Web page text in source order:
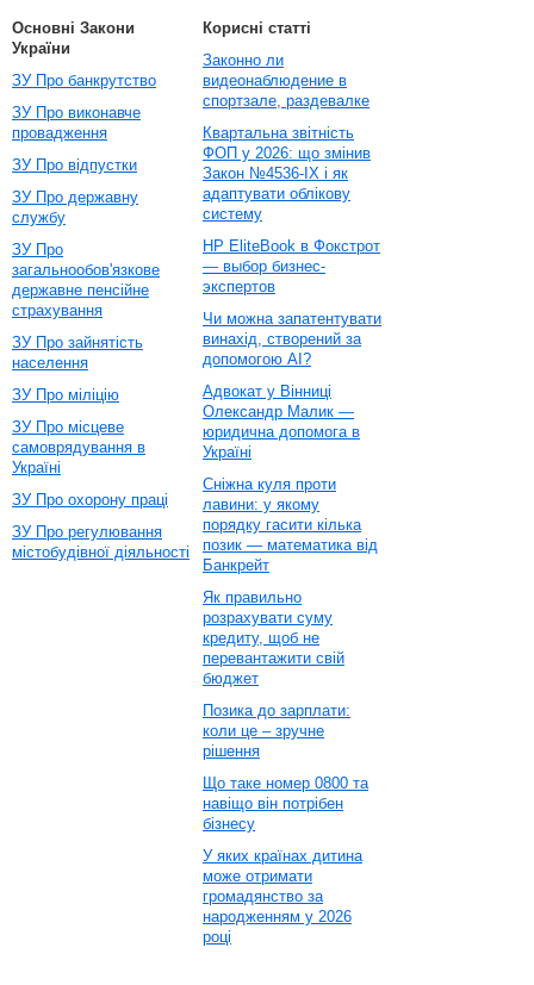
Основні Закони
України
ЗУ Про банкрутство
ЗУ Про виконавче
провадження
ЗУ Про відпустки
ЗУ Про державну
службу
ЗУ Про
загальнообов'язкове
державне пенсійне
страхування
ЗУ Про зайнятість
населення
ЗУ Про міліцію
ЗУ Про місцеве
самоврядування в
Україні
ЗУ Про охорону праці
ЗУ Про регулювання
містобудівної діяльності
Корисні статті
Законно ли
видеонаблюдение в
спортзале, раздевалке
Квартальна звітність
ФОП у 2026: що змінив
Закон №4536-IX і як
адаптувати облікову
систему
HP EliteBook в Фокстрот
— выбор бизнес-
экспертов
Чи можна запатентувати
винахід, створений за
допомогою AI?
Адвокат у Вінниці
Олександр Малик —
юридична допомога в
Україні
Сніжна куля проти
лавини: у якому
порядку гасити кілька
позик — математика від
Банкрейт
Як правильно
розрахувати суму
кредиту, щоб не
перевантажити свій
бюджет
Позика до зарплати:
коли це – зручне
рішення
Що таке номер 0800 та
навіщо він потрібен
бізнесу
У яких країнах дитина
може отримати
громадянство за
народженням у 2026
році